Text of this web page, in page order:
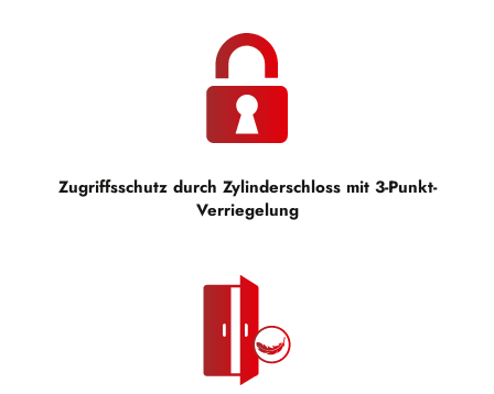
Zugriffsschutz durch Zylinderschloss mit 3-Punkt-
Verriegelung